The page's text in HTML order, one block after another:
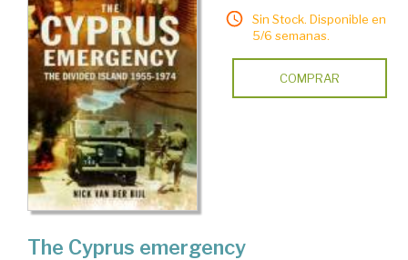
Sin Stock. Disponible en
5/6 semanas.
COMPRAR
The Cyprus emergency